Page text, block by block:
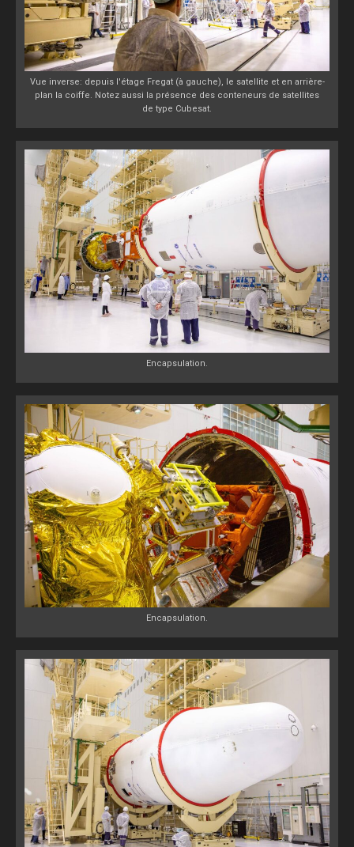
Vue inverse: depuis l'étage Fregat (à gauche), le satellite et en arrière-
plan la coiffe. Notez aussi la présence des conteneurs de satellites
de type Cubesat.
Encapsulation.
Encapsulation.